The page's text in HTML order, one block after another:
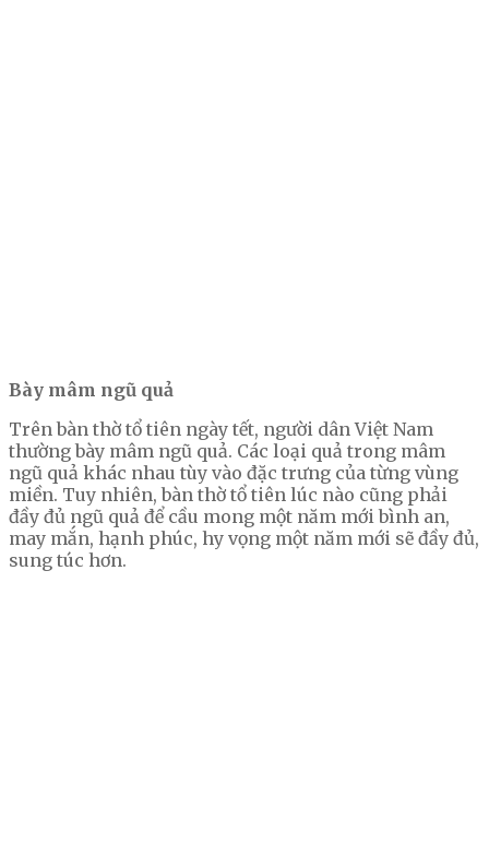
Bày mâm ngũ quả
Trên bàn thờ tổ tiên ngày tết, người dân Việt Nam
thường bày mâm ngũ quả. Các loại quả trong mâm
ngũ quả khác nhau tùy vào đặc trưng của từng vùng
miền. Tuy nhiên, bàn thờ tổ tiên lúc nào cũng phải
đầy đủ ngũ quả để cầu mong một năm mới bình an,
may mắn, hạnh phúc, hy vọng một năm mới sẽ đầy đủ,
sung túc hơn.